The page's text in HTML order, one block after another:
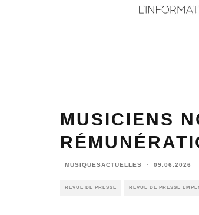
MUSICIENS
MUSIQUESACTUELLES · 09.06.2026
REVUE DE PRESSE REVUE DE PRESSE